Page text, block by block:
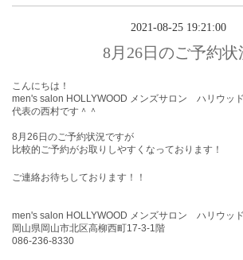
2021-08-25 19:21:00
8月26日のご予約状
こんにちは！
men's salon HOLLYWOOD メンズサロン ハリウッ
代表の西村です＾＾
8月26 日のご予約状況ですが
比較的ご予約がお取りしやすくなっております！
ご連絡お待ちしております！！
men's salon HOLLYWOOD メンズサロン ハリウッド
岡山県岡山市北区高柳西町17-3-1階
086-236-8330